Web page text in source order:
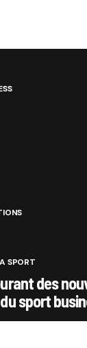
SPORT
des
sport